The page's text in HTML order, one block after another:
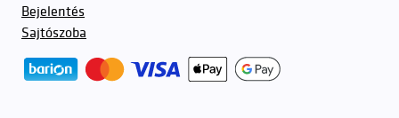
Bejelentés
Sajtószoba